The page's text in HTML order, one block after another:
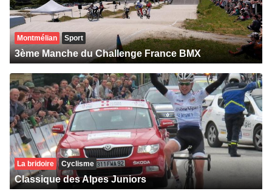
Montmélian Sport
3ème Manche du Challenge France BMX
La bridoire Cyclisme
Classique des Alpes Juniors